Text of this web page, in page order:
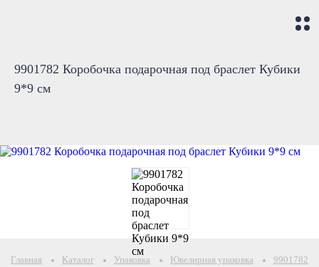
9901782 Коробочка подарочная под браслет Кубики
9*9 см
Главная Каталог Упаковка Ювелирная упаковка 9901782